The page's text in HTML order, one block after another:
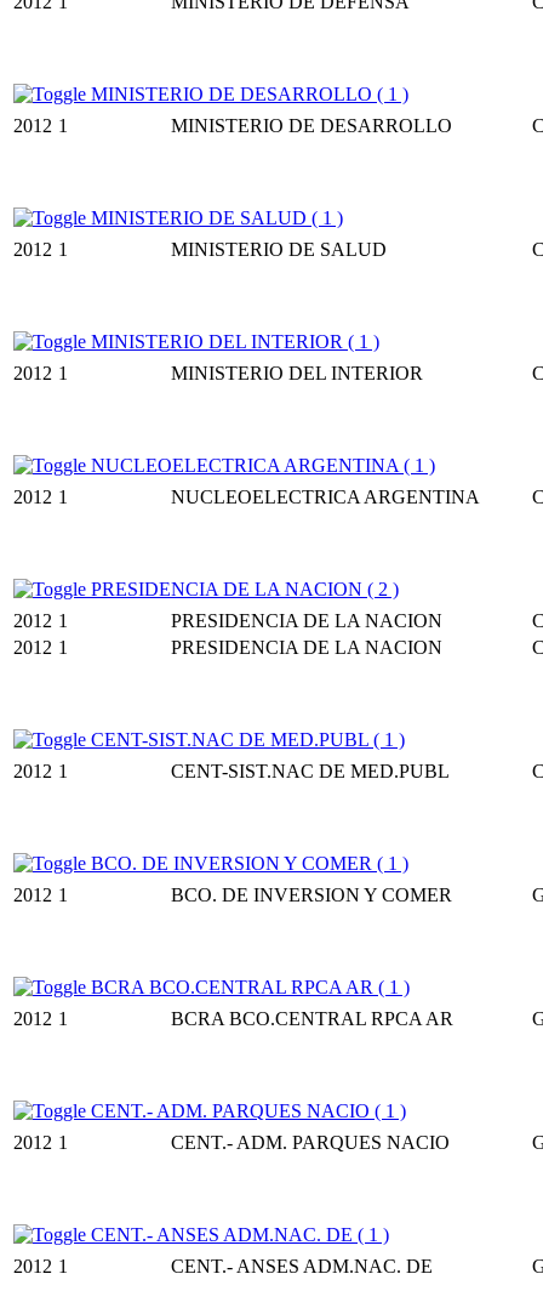
MINISTERIO DE DESARROLLO ( 1 )
2012 1 MINISTERIO DE DESARROLLO
MINISTERIO DE SALUD ( 1 )
2012 1 MINISTERIO DE SALUD
MINISTERIO DEL INTERIOR ( 1 )
2012 1 MINISTERIO DEL INTERIOR
NUCLEOELECTRICA ARGENTINA ( 1 )
2012 1 NUCLEOELECTRICA ARGENTINA
PRESIDENCIA DE LA NACION ( 2 )
2012 1 PRESIDENCIA DE LA NACION
2012 1 PRESIDENCIA DE LA NACION
CENT-SIST.NAC DE MED.PUBL ( 1 )
2012 1 CENT-SIST.NAC DE MED.PUBL
BCO. DE INVERSION Y COMER ( 1 )
2012 1 BCO. DE INVERSION Y COMER
BCRA BCO.CENTRAL RPCA AR ( 1 )
2012 1 BCRA BCO.CENTRAL RPCA AR
CENT.- ADM. PARQUES NACIO ( 1 )
2012 1 CENT.- ADM. PARQUES NACIO
CENT.- ANSES ADM.NAC. DE ( 1 )
2012 1 CENT.- ANSES ADM.NAC. DE